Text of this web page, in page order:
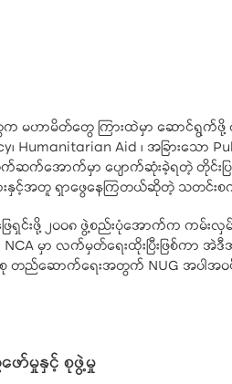
မဟာမိတ်တွေ ကြားထဲမှာ ဆောင်ရွက်
Aid ၊ အခြားသော
က်ဆက်အောက်မှာ ပျောက်ဆုံးခဲ့ရတဲ့ တို
အတူ ရှာဖွေနေကြတယ်ဆိုတဲ့ သတင်းစကာ
ေရှင်းဖို့ ၂၀၀၈ ဖွဲ့စည်းပုံအောက်က ကမ်း
NCA မှာ လက်မှတ်ရေးထိုးပြီးဖြစ်က
င်စု တည်ဆောက်ရေးအတွက် NUG အပါအ
ာ်မှုနှင့် စုဖွဲ့မှု